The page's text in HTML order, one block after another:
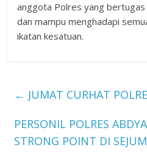
anggota Polres yang bertugas
dan mampu menghadapi
ikatan kesatuan.
← JUMAT CURHAT
PERSONIL POLRES
STRONG POINT DI